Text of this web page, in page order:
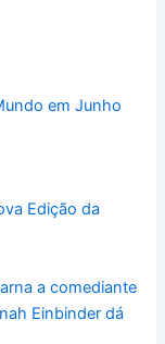
em Junho
Edição da